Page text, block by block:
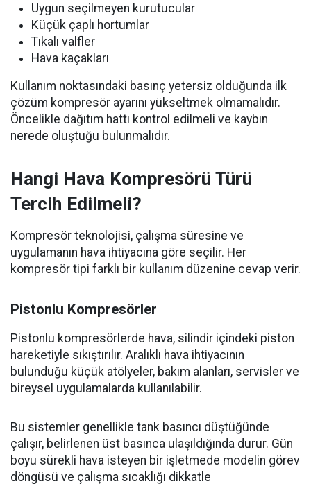
Uygun seçilmeyen kurutucular
Küçük çaplı hortumlar
Tıkalı valfler
Hava kaçakları
Kullanım noktasındaki basınç yetersiz olduğunda ilk
çözüm kompresör ayarını yükseltmek olmamalıdır.
Öncelikle dağıtım hattı kontrol edilmeli ve kaybın
nerede oluştuğu bulunmalıdır.
Hangi Hava Kompresörü Türü
Tercih Edilmeli?
Kompresör teknolojisi, çalışma süresine ve
uygulamanın hava ihtiyacına göre seçilir. Her
kompresör tipi farklı bir kullanım düzenine cevap verir.
Pistonlu Kompresörler
Pistonlu kompresörlerde hava, silindir içindeki piston
hareketiyle sıkıştırılır. Aralıklı hava ihtiyacının
bulunduğu küçük atölyeler, bakım alanları, servisler ve
bireysel uygulamalarda kullanılabilir.
Bu sistemler genellikle tank basıncı düştüğünde
çalışır, belirlenen üst basınca ulaşıldığında durur. Gün
boyu sürekli hava isteyen bir işletmede modelin görev
döngüsü ve çalışma sıcaklığı dikkatle